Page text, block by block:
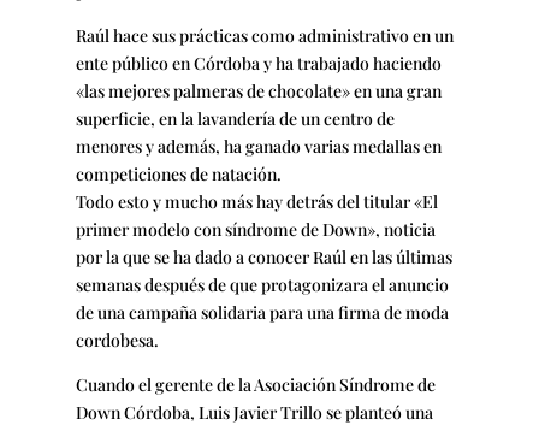
Raúl hace sus prácticas como administrativo en un
ente público en Córdoba y ha trabajado haciendo
«las mejores palmeras de chocolate» en una gran
superficie, en la lavandería de un centro de
menores y además, ha ganado varias medallas en
competiciones de natación.
Todo esto y mucho más hay detrás del titular «El
primer modelo con síndrome de Down», noticia
por la que se ha dado a conocer Raúl en las últimas
semanas después de que protagonizara el anuncio
de una campaña solidaria para una firma de moda
cordobesa.
Cuando el gerente de la Asociación Síndrome de
Down Córdoba, Luis Javier Trillo se planteó una